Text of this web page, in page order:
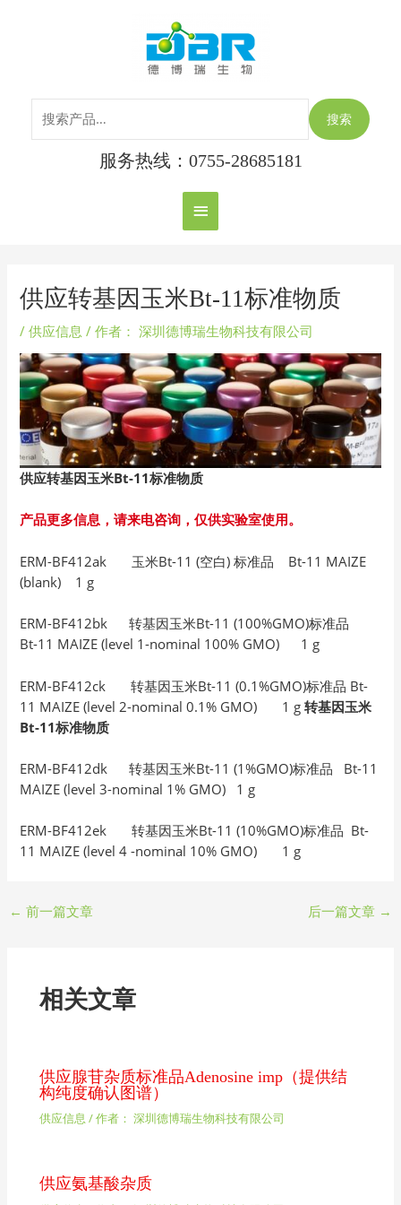
主
菜
单
搜索
服务热线：0755-28685181
供应转基因玉米Bt-11标准物质
/供应信息 / 作者： 深圳德博瑞生物科技有限公司
供应转基因玉米Bt-11标准物质
产品更多信息，请来电咨询，仅供实验室使用。
ERM-BF412ak 玉米Bt-11 (空白) 标准品 Bt-11 MAIZE
(blank) 1 g
ERM-BF412bk 转基因玉米Bt-11 (100%GMO)标准品
Bt-11 MAIZE (level 1-nominal 100% GMO) 1 g
ERM-BF412ck 转基因玉米Bt-11 (0.1%GMO)标准品 Bt-
11 MAIZE (level 2-nominal 0.1% GMO) 1 g转基因玉米
Bt-11标准物质
ERM-BF412dk 转基因玉米Bt-11 (1%GMO)标准品 Bt-11
MAIZE (level 3-nominal 1% GMO) 1 g
ERM-BF412ek 转基因玉米Bt-11 (10%GMO)标准品 Bt-
11 MAIZE (level 4 -nominal 10% GMO) 1 g
← 前一篇文章 后一篇文章 →
相关文章
供应腺苷杂质标准品Adenosine imp（提供结
构纯度确认图谱）
供应信息 / 作者： 深圳德博瑞生物科技有限公司
供应氨基酸杂质